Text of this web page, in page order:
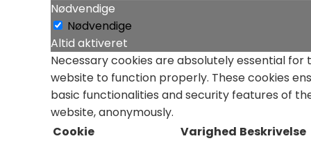
Nødvendige
Nødvendige
Altid aktiveret
Necessary cookies are absolutely essential for
website to function properly. These cookies
basic functionalities and security features of
website, anonymously.
Cookie
Varighed Beskrivelse